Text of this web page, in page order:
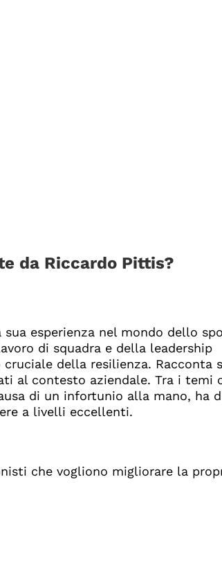
da Riccardo Pittis?
esperienza nel mondo dello
di squadra e della leadership
della resilienza. Racconta
al contesto aziendale. Tra i temi
di un infortunio alla mano, ha
a livelli eccellenti.
che vogliono migliorare la